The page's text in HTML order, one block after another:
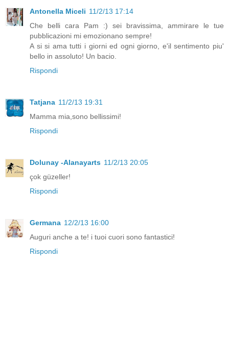
Antonella Miceli 11/2/13 17:14
Che belli cara Pam :) sei bravissima, ammirare le tue
pubblicazioni mi emozionano sempre!
A si si ama tutti i giorni ed ogni giorno, e'il sentimento piu'
bello in assoluto! Un bacio.
Rispondi
Tatjana 11/2/13 19:31
Mamma mia,sono bellissimi!
Rispondi
Dolunay -Alanayarts 11/2/13 20:05
çok güzeller!
Rispondi
Germana 12/2/13 16:00
Auguri anche a te! i tuoi cuori sono fantastici!
Rispondi